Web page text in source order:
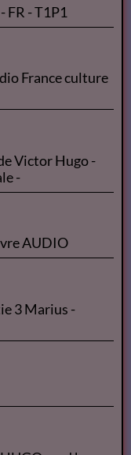
FR - T1P1
France culture
Victor Hugo -
-
AUDIO
3 Marius -